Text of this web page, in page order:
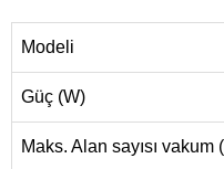
Modeli
Güç (W)
Maks. Alan sayısı vakum